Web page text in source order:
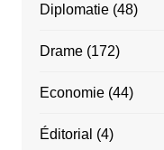
Diplomatie(48)
Drame(172)
Economie(44)
Éditorial (4)